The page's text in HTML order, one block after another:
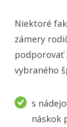
Niektoré
zámery
podporovať
vybraného
s
náskok